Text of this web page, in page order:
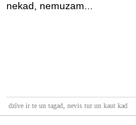
nekad, nemuzam...
dzīve ir te un tagad, nevis tur un kaut kad